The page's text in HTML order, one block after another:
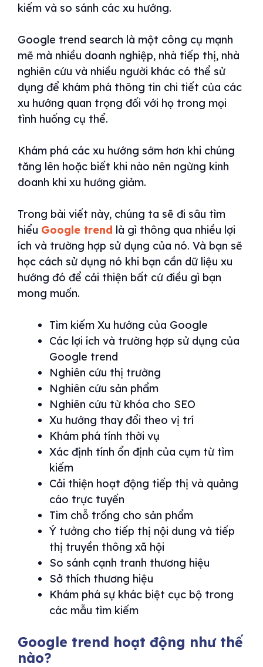
kiếm và so sánh các xu hướng.
Google trend search là một công cụ mạnh
mẽ mà nhiều doanh nghiệp, nhà tiếp thị, nhà
nghiên cứu và nhiều người khác có thể sử
dụng để khám phá thông tin chi tiết của các
xu hướng quan trọng đối với họ trong mọi
tình huống cụ thể.
Khám phá các xu hướng sớm hơn khi chúng
tăng lên hoặc biết khi nào nên ngừng kinh
doanh khi xu hướng giảm.
Trong bài viết này, chúng ta sẽ đi sâu tìm
hiểu Google trend là gì thông qua nhiều lợi
ích và trường hợp sử dụng của nó. Và bạn sẽ
học cách sử dụng nó khi bạn cần dữ liệu xu
hướng đó để cải thiện bất cứ điều gì bạn
mong muốn.
Tìm kiếm Xu hướng của Google
Các lợi ích và trường hợp sử dụng của
Google trend
Nghiên cứu thị trường
Nghiên cứu sản phẩm
Nghiên cứu từ khóa cho SEO
Xu hướng thay đổi theo vị trí
Khám phá tính thời vụ
Xác định tính ổn định của cụm từ tìm
kiếm
Cải thiện hoạt động tiếp thị và quảng
cáo trực tuyến
Tìm chỗ trống cho sản phẩm
Ý tưởng cho tiếp thị nội dung và tiếp
thị truyền thông xã hội
So sánh cạnh tranh thương hiệu
Sở thích thương hiệu
Khám phá sự khác biệt cục bộ trong
các mẫu tìm kiếm
Google trend hoạt động như thế
nào?